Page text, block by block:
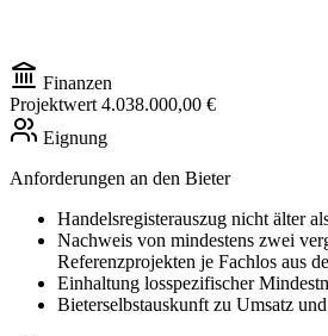
Finanzen
Projektwert 4.038.000,00 €
Eignung
Anforderungen an den Bieter
Handelsregisterauszug nicht älter
Nachweis von mindestens zwei
Referenzprojekten je Fachlos aus
Einhaltung losspezifischer
Bieterselbstauskunft zu Umsatz